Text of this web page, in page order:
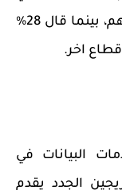
البحث حتى يجدوا الوظيفة المناسبة لهم، بينما قال 28%
اخر.
البيانات في
الجدد يقدم